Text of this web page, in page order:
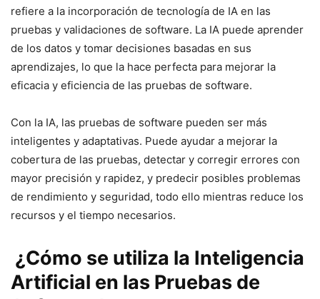
refiere a la incorporación‍ de tecnología de IA en las
pruebas y validaciones de software. ⁣La IA puede aprender
de los datos​ y tomar decisiones basadas​ en sus
aprendizajes, lo que ⁣la hace perfecta para mejorar‌ la
eficacia y eficiencia​ de las pruebas ⁤de software.
Con la IA, ⁢las pruebas de software pueden ser‍ más
inteligentes y adaptativas. ‍Puede ayudar a mejorar la
cobertura de las pruebas, detectar y⁣ corregir errores con
mayor precisión y rapidez, y predecir posibles problemas
de rendimiento y seguridad, todo ello mientras reduce ​los
recursos y el tiempo necesarios.
​ ¿Cómo ⁤se ⁤utiliza la Inteligencia
⁢Artificial en las⁢ Pruebas de